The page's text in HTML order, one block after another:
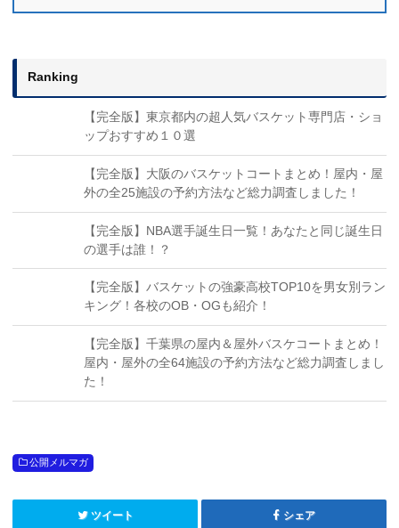
Ranking
【完全版】東京都内の超人気バスケット専門店・ショ
ップおすすめ１０選
【完全版】大阪のバスケットコートまとめ！屋内・屋
外の全25施設の予約方法など総力調査しました！
【完全版】NBA選手誕生日一覧！あなたと同じ誕生日
の選手は誰！？
【完全版】バスケットの強豪高校TOP10を男女別ラン
キング！各校のOB・OGも紹介！
【完全版】千葉県の屋内＆屋外バスケコートまとめ！
屋内・屋外の全64施設の予約方法など総力調査しまし
た！
公開メルマガ
ツイート シェア